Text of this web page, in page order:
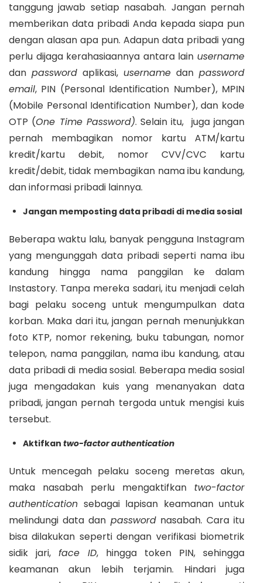
tanggung jawab setiap nasabah. Jangan pernah
memberikan data pribadi Anda kepada siapa pun
dengan alasan apa pun. Adapun data pribadi yang
perlu dijaga kerahasiaannya antara lain username
dan password aplikasi, username dan password
email, PIN (Personal Identification Number), MPIN
(Mobile Personal Identification Number), dan kode
OTP (One Time Password). Selain itu, juga jangan
pernah membagikan nomor kartu ATM/kartu
kredit/kartu debit, nomor CVV/CVC kartu
kredit/debit, tidak membagikan nama ibu kandung,
dan informasi pribadi lainnya.
Jangan memposting data pribadi di media sosial
Beberapa waktu lalu, banyak pengguna Instagram
yang mengunggah data pribadi seperti nama ibu
kandung hingga nama panggilan ke dalam
Instastory. Tanpa mereka sadari, itu menjadi celah
bagi pelaku soceng untuk mengumpulkan data
korban. Maka dari itu, jangan pernah menunjukkan
foto KTP, nomor rekening, buku tabungan, nomor
telepon, nama panggilan, nama ibu kandung, atau
data pribadi di media sosial. Beberapa media sosial
juga mengadakan kuis yang menanyakan data
pribadi, jangan pernah tergoda untuk mengisi kuis
tersebut.
Aktifkan two-factor authentication
Untuk mencegah pelaku soceng meretas akun,
maka nasabah perlu mengaktifkan two-factor
authentication sebagai lapisan keamanan untuk
melindungi data dan passwordnasabah. Cara itu
bisa dilakukan seperti dengan verifikasi biometrik
sidik jari, face ID, hingga token PIN, sehingga
keamanan akun lebih terjamin. Hindari juga